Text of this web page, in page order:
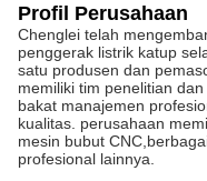
Profil Perusahaan
Chenglei telah
penggerak listrik katup
satu produsen dan
memiliki tim penelitian
bakat manajemen
kualitas. perusahaan
mesin bubut
profesional lainnya.